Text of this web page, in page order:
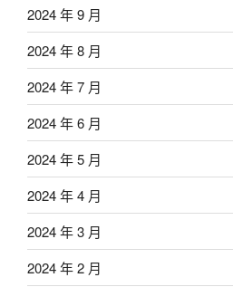
2024 年 9 月
2024 年 8 月
2024 年 7 月
2024 年 6 月
2024 年 5 月
2024 年 4 月
2024 年 3 月
2024 年 2 月